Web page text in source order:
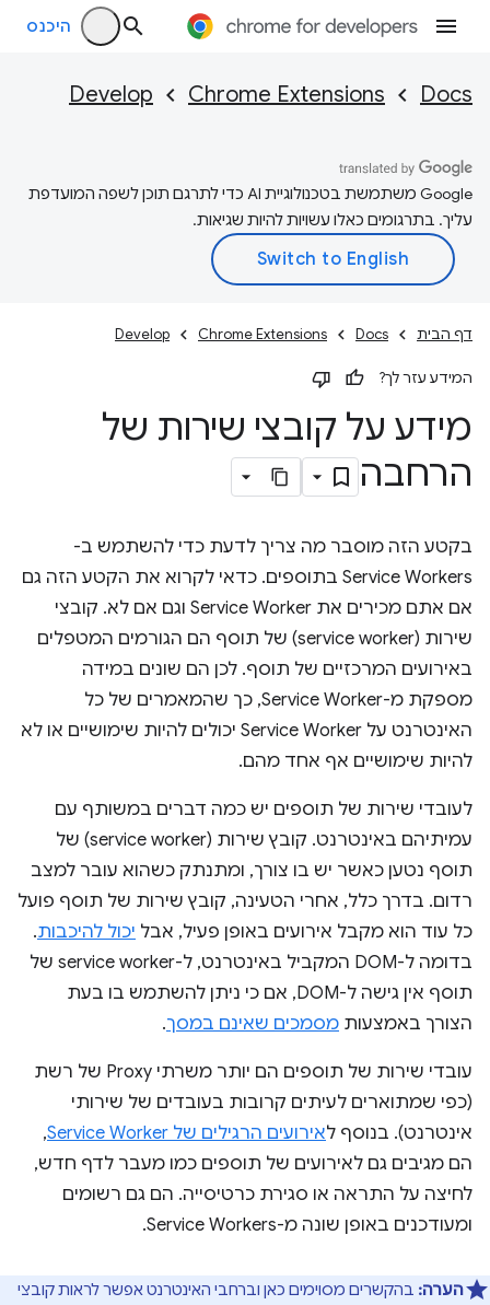
היכנס
Docs
Chrome Extensions
Develop
‫Google משתמשת בטכנולוגיית AI כדי לתרגם תוכן לשפה המועדפת
עליך. בתרגומים כאלו עשויות להיות שגיאות.
דף הבית Docs
Chrome Extensions
Develop
המידע עזר לך?
מידע על קובצי שירות של
הרחבה
בקטע הזה מוסבר מה צריך לדעת כדי להשתמש ב-
Service Workers בתוספים. כדאי לקרוא את הקטע הזה גם
אם אתם מכירים את Service Worker וגם אם לא. קובצי
שירות (service worker) של תוסף הם הגורמים המטפלים
באירועים המרכזיים של תוסף. לכן הם שונים במידה
מספקת מ-Service Worker, כך שהמאמרים של כל
האינטרנט על Service Worker יכולים להיות שימושיים או לא
להיות שימושיים אף אחד מהם.
לעובדי שירות של תוספים יש כמה דברים במשותף עם
עמיתיהם באינטרנט. קובץ שירות (service worker) של
תוסף נטען כאשר יש בו צורך, ומתנתק כשהוא עובר למצב
רדום. בדרך כלל, אחרי הטעינה, קובץ שירות של תוסף פועל
כל עוד הוא מקבל אירועים באופן פעיל, אבל יכול להיכבות.
בדומה ל-DOM המקביל באינטרנט, ל-service worker של
תוסף אין גישה ל-DOM, אם כי ניתן להשתמש בו בעת
הצורך באמצעות מסמכים שאינם במסך.
עובדי שירות של תוספים הם יותר משרתי Proxy של רשת
(כפי שמתוארים לעיתים קרובות בעובדים של שירותי
אינטרנט). בנוסף לאירועים הרגילים של Service Worker
,
הם מגיבים גם לאירועים של תוספים כמו מעבר לדף חדש,
לחיצה על התראה או סגירת כרטיסייה. הם גם רשומים
ומעודכנים באופן שונה מ-Service Workers.
הערה: בהקשרים מסוימים כאן וברחבי האינטרנט אפשר לראות קובצי